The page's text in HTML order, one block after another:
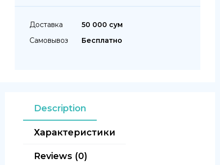
Доставка
50 000 сум
Самовывоз
Бесплатно
Description
Характеристики
Reviews (0)